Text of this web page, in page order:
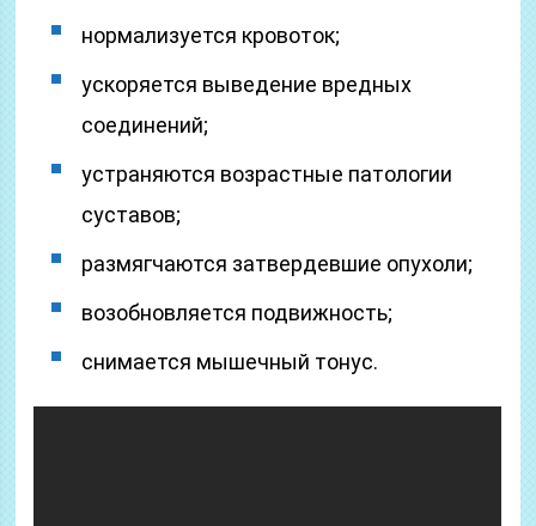
нормализуется кровоток;
ускоряется выведение вредных
соединений;
устраняются возрастные патологии
суставов;
размягчаются затвердевшие опухоли;
возобновляется подвижность;
снимается мышечный тонус.